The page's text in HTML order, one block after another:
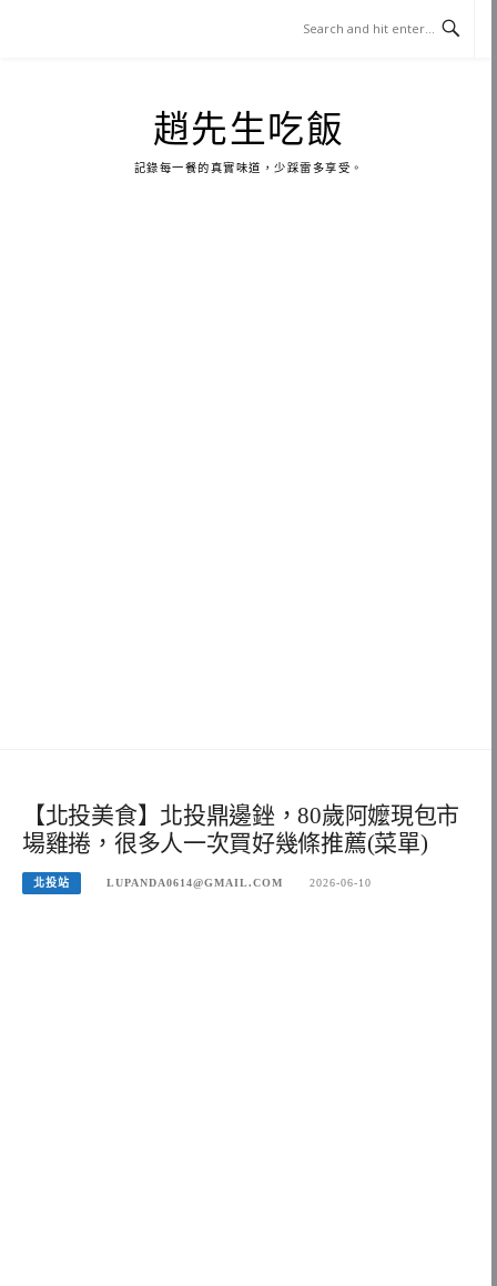
趙先生吃飯
記錄每一餐的真實味道，少踩雷多享受。
【北投美食】北投鼎邊銼，80歲阿嬤現包市
場雞捲，很多人一次買好幾條推薦(菜單)
北投站 LUPANDA0614@GMAIL.COM 2026-06-10